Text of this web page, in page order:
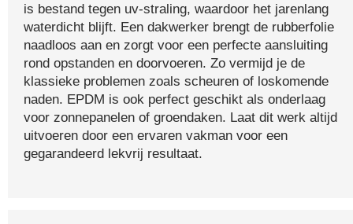
is bestand tegen uv-straling, waardoor het jarenlang
waterdicht blijft. Een dakwerker brengt de rubberfolie
naadloos aan en zorgt voor een perfecte aansluiting
rond opstanden en doorvoeren. Zo vermijd je de
klassieke problemen zoals scheuren of loskomende
naden. EPDM is ook perfect geschikt als onderlaag
voor zonnepanelen of groendaken. Laat dit werk altijd
uitvoeren door een ervaren vakman voor een
gegarandeerd lekvrij resultaat.